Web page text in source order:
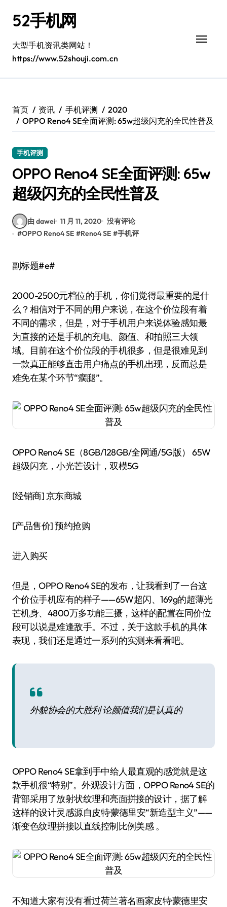
52手机网
大型手机资讯类网站！
https://www.52shouji.com.cn
首页 资讯 手机评测
2020
OPPO Reno4 SE全面评测: 65w超级闪充的全民性普及
手机评测
OPPO Reno4 SE全面评测: 65w
超级闪充的全民性普及
由 dawei 11 月 11, 2020 没有评论
#OPPO Reno4 SE #Reno4 SE #手机评
副标题#e#
2000-2500元档位的手机，你们觉得最重要的是什
么？相信对于不同的用户来说，在这个价位段有着
不同的需求，但是，对于手机用户来说体验感知最
为直接的还是手机的充电、颜值、和拍照三大领
域。目前在这个价位段的手机很多，但是很难见到
一款真正能够直击用户痛点的手机出现，反而总是
难免在某个环节“瘸腿”。
OPPO Reno4 SE（8GB/128GB/全网通/5G版） 65W
超级闪充，小光芒设计，双模5G
[经销商]京东商城
[产品售价]预约抢购
进入购买
但是，OPPO Reno4 SE的发布，让我看到了一台这
个价位手机应有的样子——65W超闪、169g的超薄光
芒机身、4800万多功能三摄，这样的配置在同价位
段可以说是难逢敌手。不过，关于这款手机的具体
表现，我们还是通过一系列的实测来看看吧。
外貌协会的大胜利 论颜值我们是认真的
OPPO Reno4 SE拿到手中给人最直观的感觉就是这
款手机很“特别”。外观设计方面，OPPO Reno4 SE的
背部采用了放射状纹理和亮面拼接的设计，据了解
这样的设计灵感源自皮特·蒙德里安“新造型主义”——
渐变色纹理拼接以直线控制比例美感 。
不知道大家有没有看过荷兰著名画家皮特·蒙德里安